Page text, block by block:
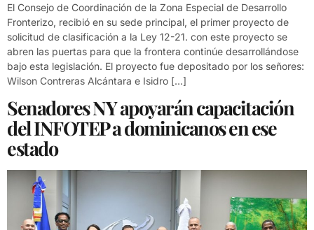
El Consejo de Coordinación de la Zona Especial de Desarrollo
Fronterizo, recibió en su sede principal, el primer proyecto de
solicitud de clasificación a la Ley 12-21. con este proyecto se
abren las puertas para que la frontera continúe desarrollándose
bajo esta legislación. El proyecto fue depositado por los señores:
Wilson Contreras Alcántara e Isidro […]
Senadores NY apoyarán capacitación
del INFOTEP a dominicanos en ese
estado